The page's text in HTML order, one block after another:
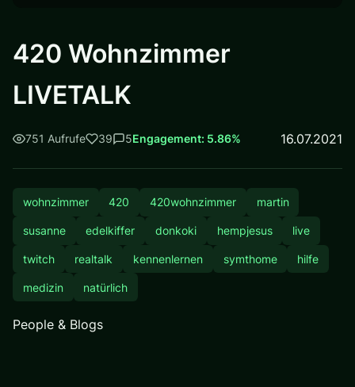
420 Wohnzimmer
LIVETALK
751 Aufrufe 39 5Engagement: 5.86% 16.07.2021
wohnzimmer 420 420wohnzimmer martin
susanne edelkiffer donkoki hempjesus live
twitch realtalk kennenlernen symthome hilfe
medizin natürlich
People & Blogs